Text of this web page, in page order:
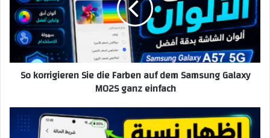
So korrigieren Sie die Farben auf dem Samsung Galaxy
M02S ganz einfach